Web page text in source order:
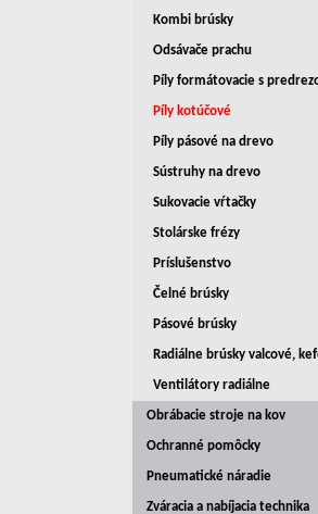
Kombi brúsky
Odsávače prachu
Píly formátovacie s
Píly kotúčové
Píly pásové na drevo
Sústruhy na drevo
Sukovacie vŕtačky
Stolárske frézy
Príslušenstvo
Čelné brúsky
Pásové brúsky
Radiálne brúsky valcové,
Ventilátory radiálne
Obrábacie stroje na kov
Ochranné pomôcky
Pneumatické náradie
Zváracia a nabíjacia technika